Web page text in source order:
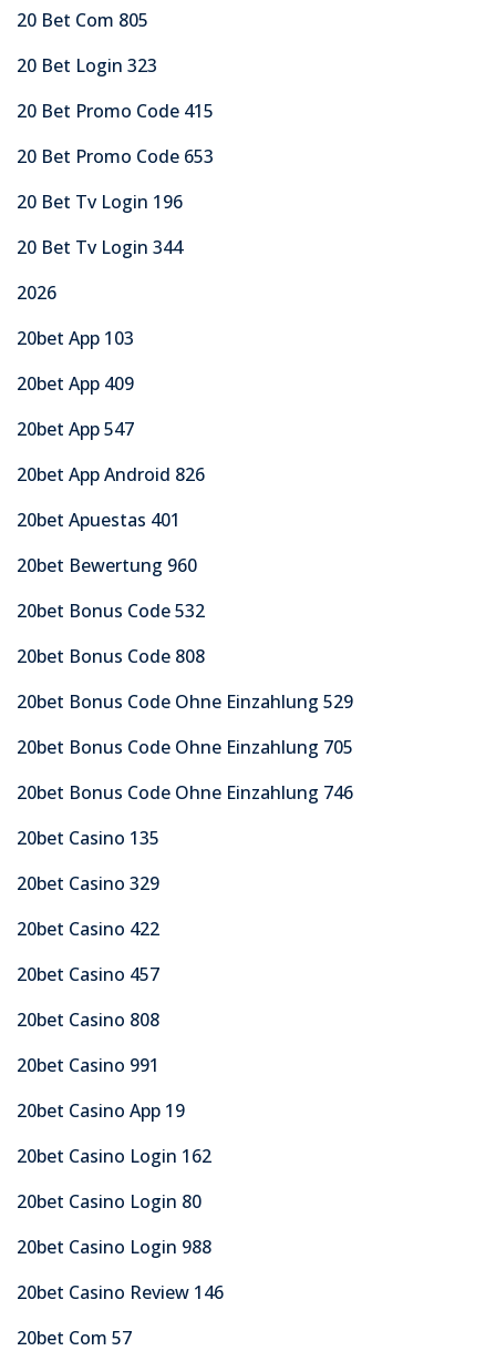
20 Bet Com 805
20 Bet Login 323
20 Bet Promo Code 415
20 Bet Promo Code 653
20 Bet Tv Login 196
20 Bet Tv Login 344
2026
20bet App 103
20bet App 409
20bet App 547
20bet App Android 826
20bet Apuestas 401
20bet Bewertung 960
20bet Bonus Code 532
20bet Bonus Code 808
20bet Bonus Code Ohne Einzahlung 529
20bet Bonus Code Ohne Einzahlung 705
20bet Bonus Code Ohne Einzahlung 746
20bet Casino 135
20bet Casino 329
20bet Casino 422
20bet Casino 457
20bet Casino 808
20bet Casino 991
20bet Casino App 19
20bet Casino Login 162
20bet Casino Login 80
20bet Casino Login 988
20bet Casino Review 146
20bet Com 57